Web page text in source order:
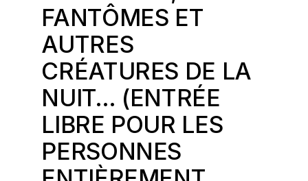
FANTÔMES ET
AUTRES
CRÉATURES DE LA
NUIT… (ENTRÉE
LIBRE POUR LES
PERSONNES